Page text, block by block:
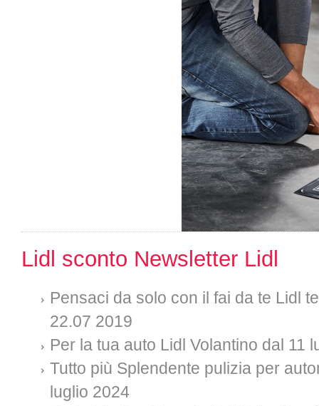
Lidl sconto Newsletter Lidl
Pensaci da solo con il fai da te Lidl
22.07 2019
Per la tua auto Lidl Volantino dal 11
Tutto più Splendente pulizia per
luglio 2024